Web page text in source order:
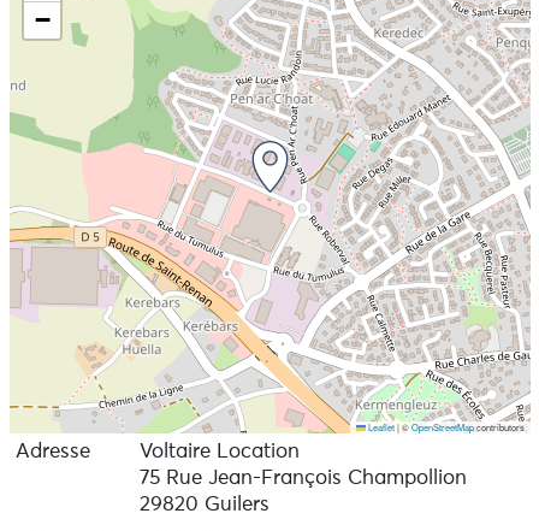
−
Leaflet |©OpenStreetMapcontributors
Adresse
Voltaire Location
75 Rue Jean-François Champollion
29820 Guilers